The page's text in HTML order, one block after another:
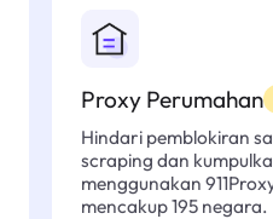
Proxy Perumahan
Hindari pemblokiran
scraping dan
menggunakan
mencakup 195 negara.